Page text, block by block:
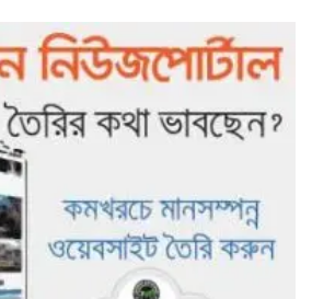
আটকে পড়া ১০ পর্যটককে উদ্ধার করল
পুলিশ ও ফায়ার সার্ভিস
গাছ না কেটে আমাদের পুড়িয়ে মারলে
ভালো হতো’: বন বিভাগের নিষ্ঠুরতায়
নিঃস্ব কৃষক